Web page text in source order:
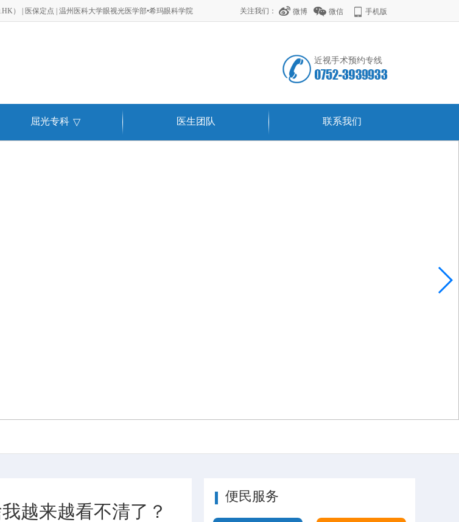
） | 医保定点 | 温州医科大学眼视光医学部•希玛眼科学院 关注我们： 微博 微信 手机版
近视手术预约专线
屈光专科 ▽ 医生团队 联系我们
越来越看不清了？
便民服务